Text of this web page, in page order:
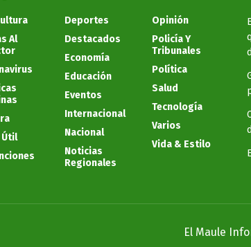
Al
Útil
Deportes
Destacados
Economía
Educación
Eventos
Internacional
Nacional
Noticias
Regionales
Opinión
Policía Y
Tribunales
Política
Salud
Tecnología
Varios
Vida & Estilo
El Maule